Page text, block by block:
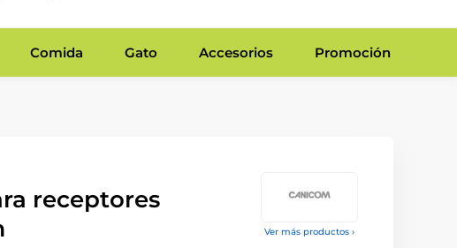
Comida Gato Accesorios Promoción
Ver más productos ›
receptores